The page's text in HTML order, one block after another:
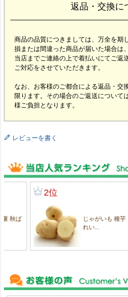
返品・交換に
商品の品質につきましては、万全を期
損または間違った商品が届いた場合は
当店までご連絡の上で着払いにてご返
ご対応をさせていただきます。
なお、お客様のご都合による返品・交
限ります。その場合のご返送について
様ご負担となります。
レビューを書く